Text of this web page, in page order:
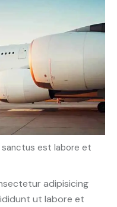
est labore et
adipisicing
ut labore et